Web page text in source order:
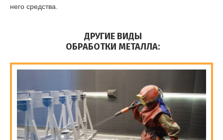
него средства.
ДРУГИЕ ВИДЫ
ОБРАБОТКИ МЕТАЛЛА: